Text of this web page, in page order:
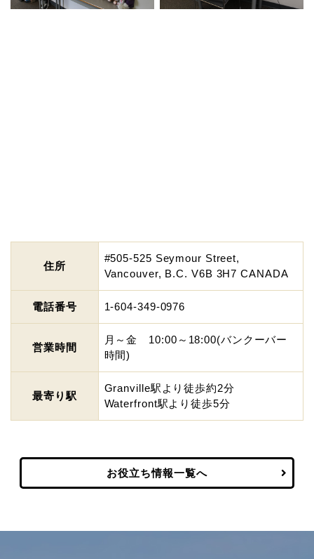
住所
#505-525 Seymour Street,
Vancouver, B.C. V6B 3H7 CANADA
電話番号 1-604-349-0976
営業時間
月～金 10:00～18:00(バンクーバー
時間)
最寄り駅
Granville駅より徒歩約2分
Waterfront駅より徒歩5分
お役立ち情報一覧へ